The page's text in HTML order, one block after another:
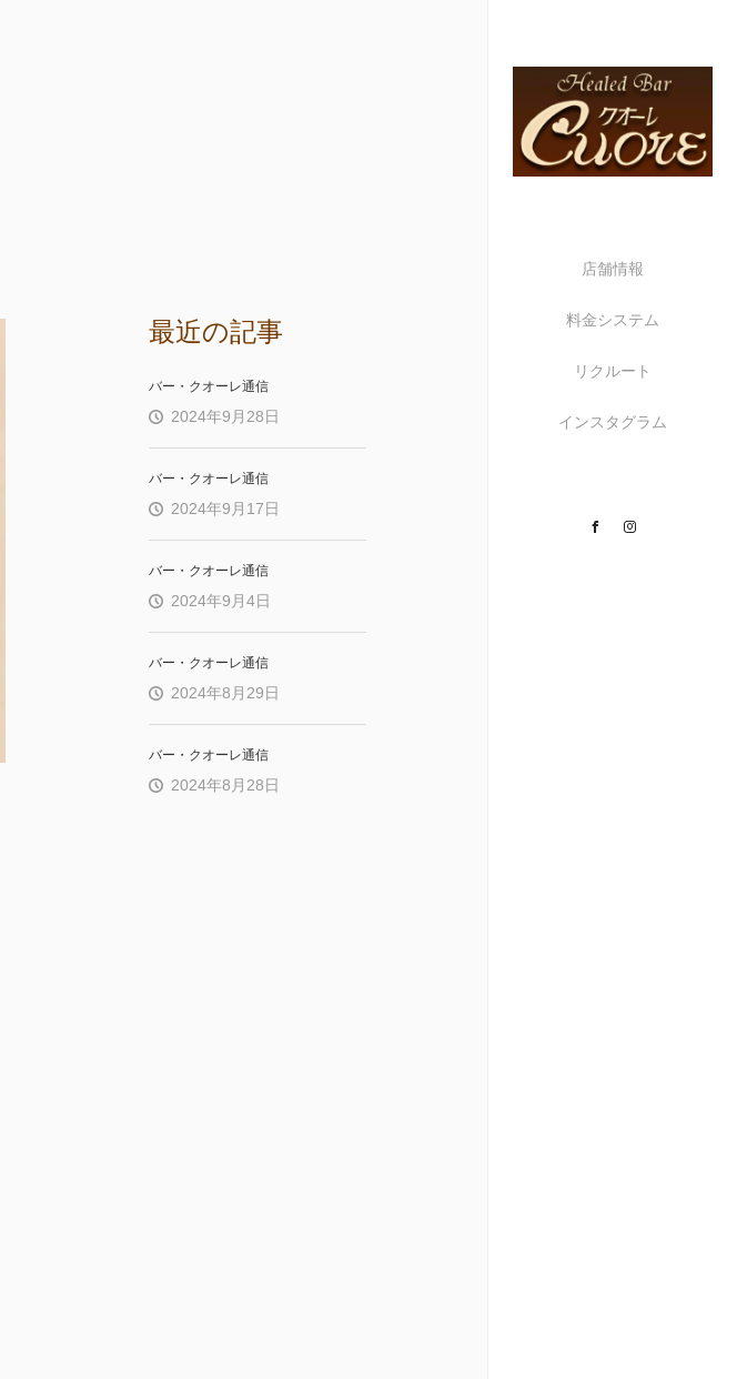
店舗情報
料金システム
リクルート
インスタグラム
Facebook
最近の記事
バー・クオーレ通信
2024年9月28日
バー・クオーレ通信
2024年9月17日
バー・クオーレ通信
2024年9月4日
バー・クオーレ通信
2024年8月29日
バー・クオーレ通信
2024年8月28日